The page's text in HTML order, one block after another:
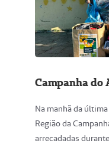
Campanha do
Na manhã da
Região da
arrecadadas